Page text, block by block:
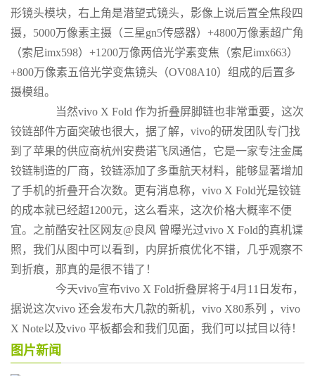
形镜头模块，右上角是潜望式镜头，影像上说后置全焦段四
摄，5000万像素主摄（三星gn5传感器）+4800万像素超广角
（索尼imx598）+1200万像两倍光学素变焦（索尼imx663）
+800万像素五倍光学变焦镜头（OV08A10）组成的后置多
摄模组。
当然vivo X Fold 作为折叠屏脚链也非常重要，这次
铰链部件方面突破也很大，据了解，vivo的研发团队专门找
到了苹果的供应商杭州安费诺飞凤通信，它是一家专注金属
铰链制造的厂商，铰链添加了多重航天材料，能够显著增加
了手机的折叠开合次数。更有消息称，vivo X Fold光是铰链
的成本就已经超1200元，这么看来，这次价格大概率不便
宜。之前酷安社区网友@良风 曾曝光过vivo X Fold的真机谍
照，我们从图中可以看到，内屏折痕优化不错，几乎观察不
到折痕，那真的是很不错了！
今天vivo宣布vivo X Fold折叠屏将于4月11日发布，
据说这次vivo 还会发布大几款的新机，vivo X80系列 ，vivo
X Note以及vivo 平板都会和我们见面，我们可以拭目以待！
图片新闻